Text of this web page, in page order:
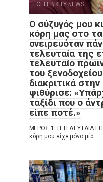
CELEBRITY NEWS
Ο σύζυγός μου
κόρη μας στο
ονειρευόταν
τελευταία της
τελευταίο
του
διακριτικά
ψιθύρισε:
ταξίδι που ο
είπε ποτέ.»
ΜΕΡΟΣ 1: Η ΤΕΛΕΥΤΑΙΑ
κόρη μου είχε μόνο μία